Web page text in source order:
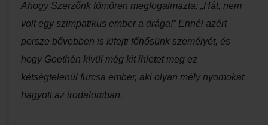
Ahogy Szerzőnk tömören megfogalmazta: „Hát, nem
volt egy szimpatikus ember a drága!” Ennél azért
persze bővebben is kifejti főhősünk személyét, és
hogy Goethén kívül még kit ihletet meg ez
kétségtelenül furcsa ember, aki olyan mély nyomokat
hagyott az irodalomban.